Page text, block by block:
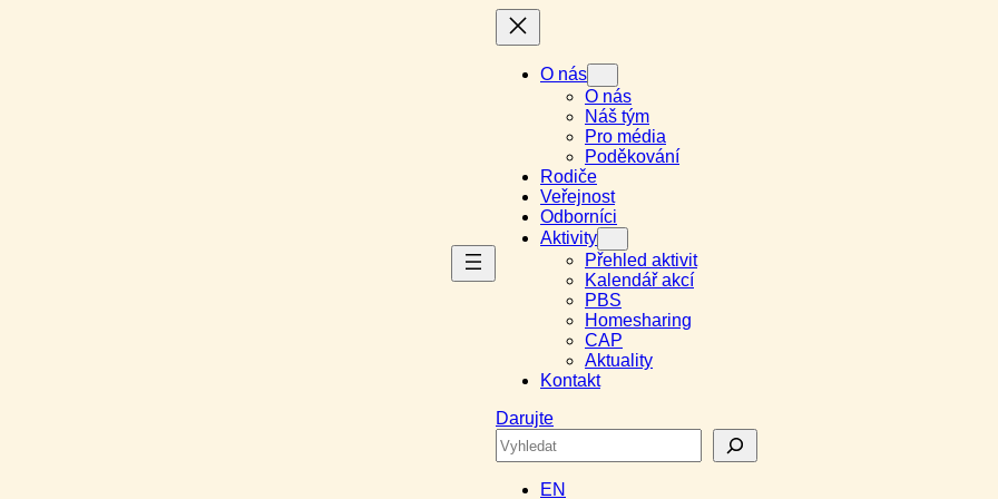
O nás
O nás
Náš tým
Pro média
Poděkování
Rodiče
Veřejnost
Odborníci
Aktivity
Přehled aktivit
Kalendář akcí
PBS
Homesharing
CAP
Aktuality
Kontakt
Darujte
Search
EN